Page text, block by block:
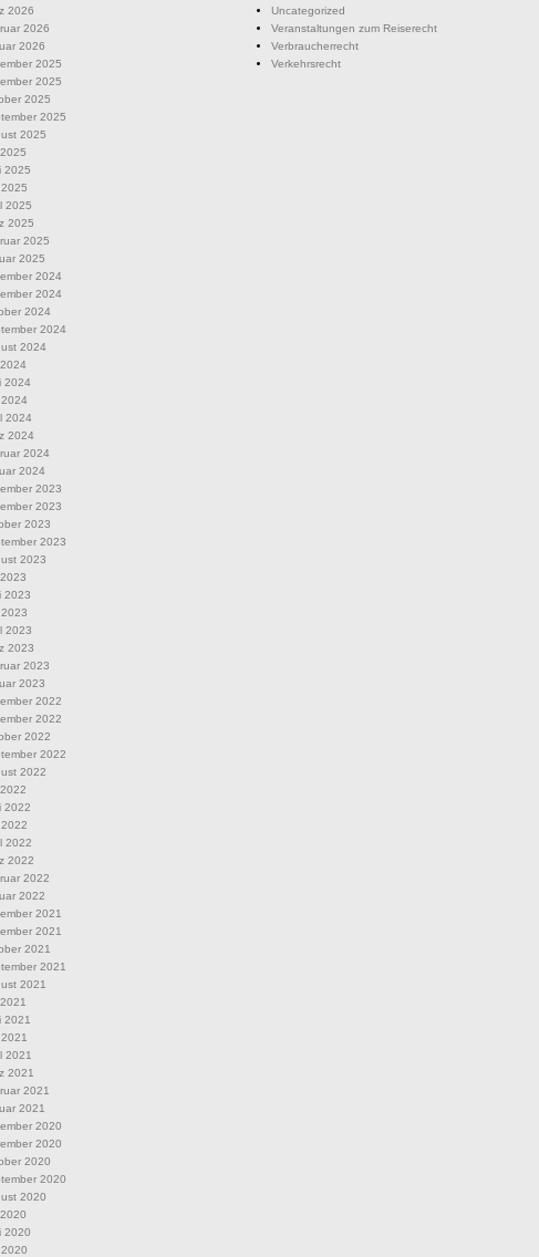
2026
2026
2026
2025
2025
2025
2025
2025
2025
2025
2025
2025
2025
2025
2024
2024
2024
2024
2024
2024
2024
2024
2024
2024
2024
2023
2023
2023
2023
2023
2023
2023
2023
2023
2023
2023
2022
2022
2022
2022
2022
2022
2022
2022
2022
2022
2022
2021
2021
2021
2021
2021
2021
2021
2021
2021
2021
2020
2020
2020
2020
2020
2020
2020
Uncategorized
Veranstaltungen zum Reiserecht
Verbraucherrecht
Verkehrsrecht